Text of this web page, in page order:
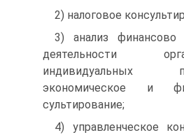
2) налоговое
3) анализ финансово
деятельности
индивидуальных
экономическое и
сультирование;
4) управленческое